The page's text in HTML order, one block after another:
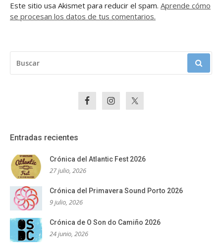
Este sitio usa Akismet para reducir el spam. Aprende cómo
se procesan los datos de tus comentarios.
Entradas recientes
Crónica del Atlantic Fest 2026
27 julio, 2026
Crónica del Primavera Sound Porto 2026
9 julio, 2026
Crónica de O Son do Camiño 2026
24 junio, 2026